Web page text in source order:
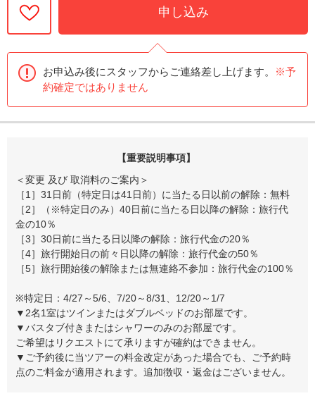
申し込み
お申込み後にスタッフからご連絡差し上げます。
※予
約確定ではありません
【重要説明事項】
＜変更 及び 取消料のご案内＞
［1］31日前（特定日は41日前）に当たる日以前の解除：無料
［2］（※特定日のみ）40日前に当たる日以降の解除：旅行代
金の10％
［3］30日前に当たる日以降の解除：旅行代金の20％
［4］旅行開始日の前々日以降の解除：旅行代金の50％
［5］旅行開始後の解除または無連絡不参加：旅行代金の100％
※特定日：4/27～5/6、7/20～8/31、12/20～1/7
▼2名1室はツインまたはダブルベッドのお部屋です。
▼バスタブ付きまたはシャワーのみのお部屋です。
ご希望はリクエストにて承りますが確約はできません。
▼ご予約後に当ツアーの料金改定があった場合でも、ご予約時
点のご料金が適用されます。追加徴収・返金はございません。